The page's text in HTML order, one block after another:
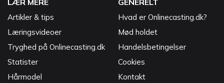
LÆR MERE
Artikler & tips
Læringsvideoer
Tryghed på Onlinecasting.dk
Statister
Hårmodel
GENERELT
Hvad er Onlinecasting.dk?
Mød holdet
Handelsbetingelser
Cookies
Kontakt